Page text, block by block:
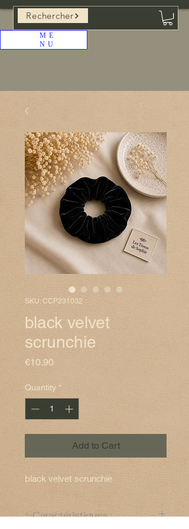
ME
NU
Rechercher
SKU: CCP231032
black velvet
scrunchie
€10.90
Quantity *
Add to Cart
black velvet scrunchie
✨Caractéristiques :